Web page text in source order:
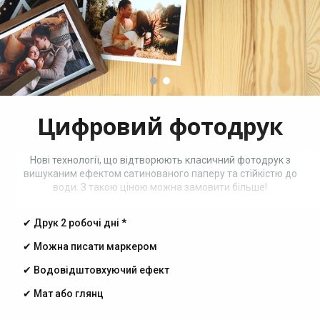
Цифровий фотодрук
Нові технології, що відтворюють класичний фотодрук з
вишуканим ефектом сатинованого паперу та стійкістю до
води. З такою ціною можна замовити більше!
✔︎ Друк 2 робочі дні *
✔︎ Можна писати маркером
✔︎ Водовідштовхуючий ефект
✔︎ Мат або глянц